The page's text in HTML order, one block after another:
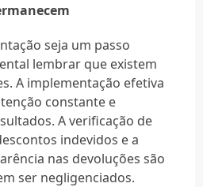
seja um passo
lembrar que existem
A implementação efetiva
constante e
A verificação de
indevidos e a
nas devoluções são
ser negligenciados.